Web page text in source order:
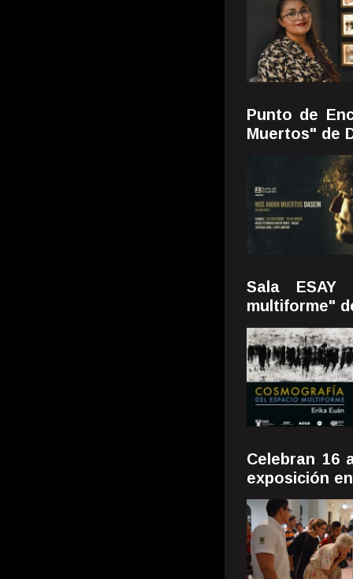
Punto de
Muertos" de
Sala ESAY
multiforme"
Celebran 16
exposición